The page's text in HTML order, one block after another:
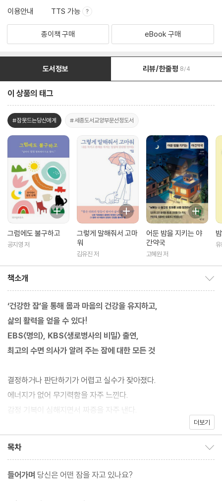
이용안내 TTS 가능
종이책 구매 eBook 구매
도서정보 리뷰/한줄평 8/4
이 상품의 태그
#잠못드는당신에게 #세종도서교양부문선정도서
그럼에도 불구하고
공지영 저
그렇게 말해줘서 고마
워
김유진 저
어둔 밤을 지키는 야
간약국
고혜원 저
유
책소개
‘건강한 잠’을 통해 몸과 마음의 건강을 유지하고,
삶의 활력을 얻을 수 있다!
EBS〈명의〉, KBS〈생로병사의 비밀〉 출연,
최고의 수면 의사가 알려 주는 잠에 대한 모든 것
결정하거나 판단하기가 어렵고 실수가 잦아졌다.
에너지가 없어 무기력함을 자주 느낀다.
감정 기복이 심해지면서 짜증을 자주 낸다.
이 모든 현상의 원인은 ‘잠’에 있다. 수면 시간이 부족하면 사고 체계
가 느려지고, 집중력과 기억력이 떨어진다. 또한 정신 건강과 면역력
렇듯 잠은 우리 인생과 건강에서 떼려야 뗄 수 없는 중요한 과정이
더보기
목차
들어가며 당신은 어떤 잠을 자고 있나요?